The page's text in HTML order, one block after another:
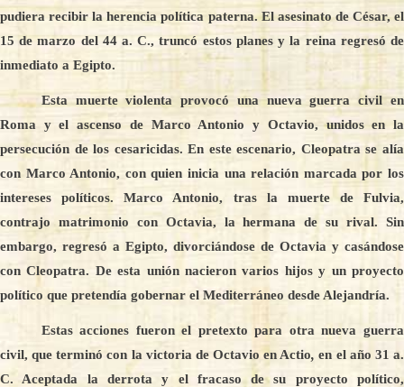
pudiera recibir la herencia política paterna. El asesinato de César, el
15 de marzo del 44 a. C., truncó estos planes y la reina regresó de
inmediato a Egipto.
Esta muerte violenta provocó una nueva guerra civil en
Roma y el ascenso de Marco Antonio y Octavio, unidos en la
persecución de los cesaricidas. En este escenario, Cleopatra se alía
con Marco Antonio, con quien inicia una relación marcada por los
intereses políticos. Marco Antonio, tras la muerte de Fulvia,
contrajo matrimonio con Octavia, la hermana de su rival. Sin
embargo, regresó a Egipto, divorciándose de Octavia y casándose
con Cleopatra. De esta unión nacieron varios hijos y un proyecto
político que pretendía gobernar el Mediterráneo desde Alejandría.
Estas acciones fueron el pretexto para otra nueva guerra
civil, que terminó con la victoria de Octavio en Actio, en el año 31 a.
C. Aceptada la derrota y el fracaso de su proyecto político,